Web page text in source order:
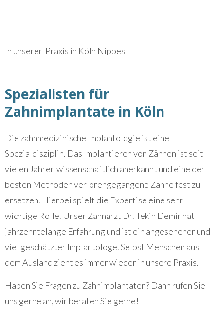
In unserer Praxis in Köln Nippes
Spezialisten für
Zahnimplantate in Köln
Die zahnmedizinische Implantologie ist eine
Spezialdisziplin. Das Implantieren von Zähnen ist seit
vielen Jahren wissenschaftlich anerkannt und eine der
besten Methoden verlorengegangene Zähne fest zu
ersetzen. Hierbei spielt die Expertise eine sehr
wichtige Rolle. Unser Zahnarzt Dr. Tekin Demir hat
jahrzehntelange Erfahrung und ist ein angesehener und
viel geschätzter Implantologe. Selbst Menschen aus
dem Ausland zieht es immer wieder in unsere Praxis.
Haben Sie Fragen zu Zahnimplantaten? Dann rufen Sie
uns gerne an, wir beraten Sie gerne!